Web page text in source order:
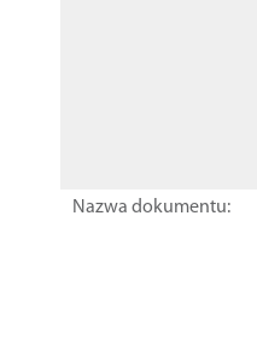
Nazwa dokumentu: